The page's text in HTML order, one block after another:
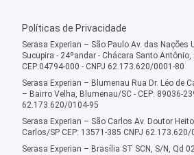
Políticas de Privacidade
Serasa Experian – São Paulo Av. das Nações
Sucupira - 24ºandar - Chácara Santo Antônio,
CEP:04794-000 - CNPJ 62.173.620/0001-80
Serasa Experian – Blumenau Rua Dr. Léo de
– Bairro Velha, Blumenau/SC - CEP: 89036-
62.173.620/0104-95
Serasa Experian – São Carlos Av. Doutor
Carlos/SP CEP: 13571-385 CNPJ 62.173.620/
Serasa Experian – Brasília ST SCN, S/N, Qd